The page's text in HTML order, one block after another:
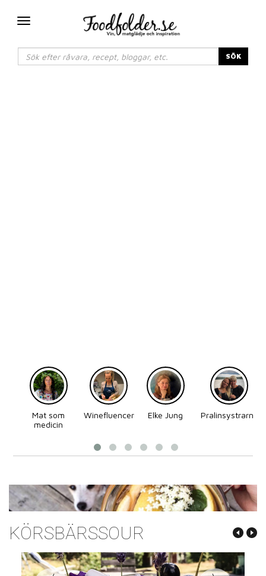
Växla
SÖK
Mat som
medicin
Winefluencer Elke Jung
Pralinsystrarna
KÖRSBÄRSSOUR